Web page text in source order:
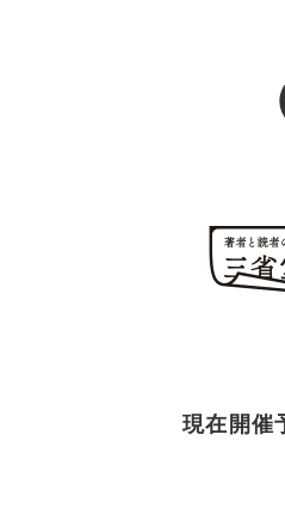
現在開催